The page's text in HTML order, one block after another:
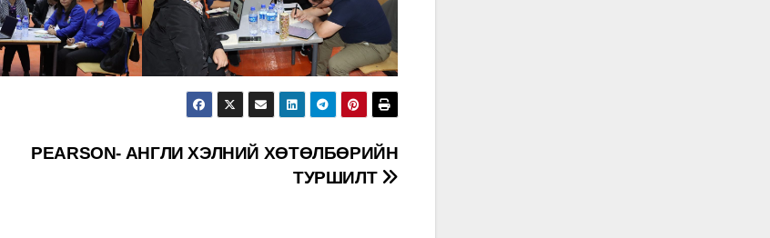
PEARSON- АНГЛИ ХЭЛНИЙ ХӨТӨЛБӨРИЙН
ТУРШИЛТ